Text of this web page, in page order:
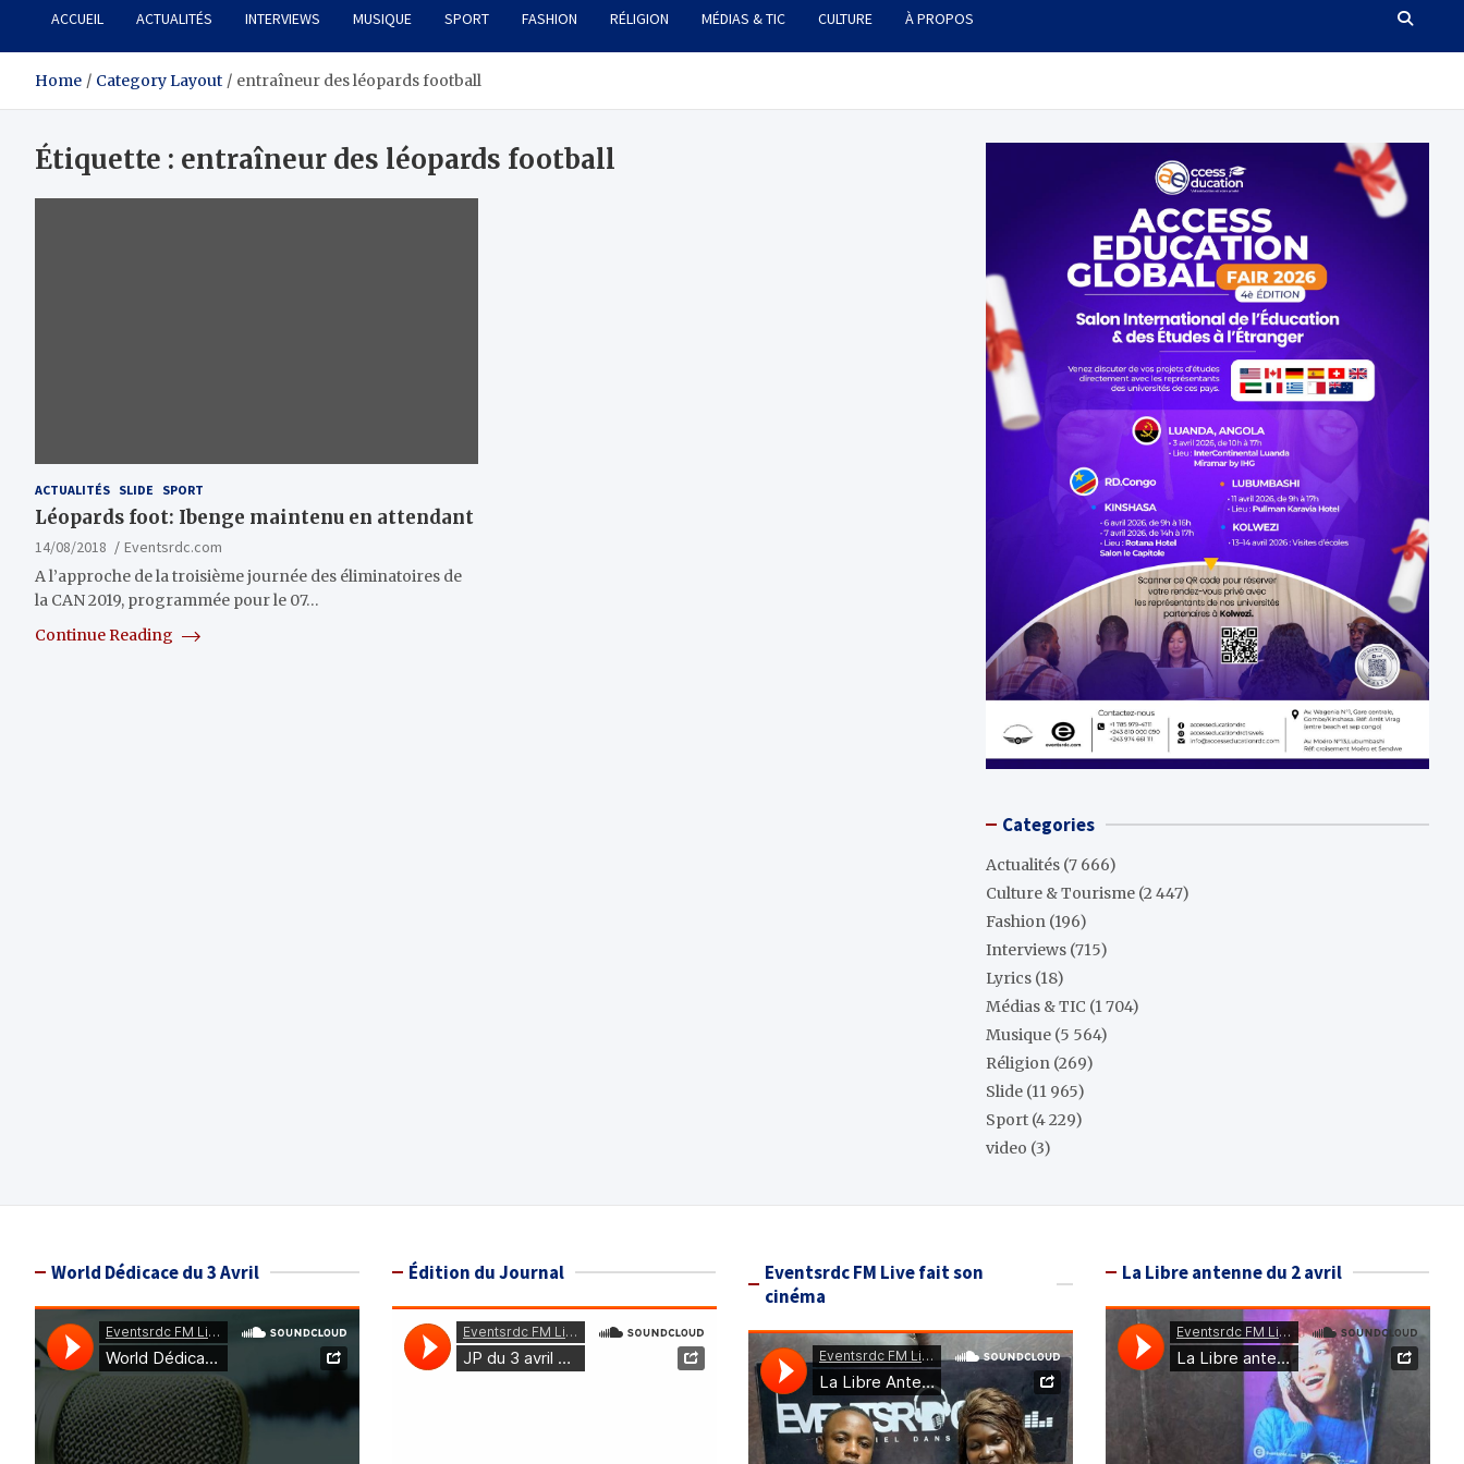
ACCUEIL ACTUALITÉS INTERVIEWS MUSIQUE SPORT FASHION RÉLIGION MÉDIAS & TIC CULTURE À PROPOS
Home Category Layout entraîneur des léopards football
Étiquette : entraîneur des léopards football
ACTUALITÉS SLIDE SPORT
Léopards foot: Ibenge maintenu en attendant
14/08/2018
Eventsrdc.com
A l’approche de la troisième journée des éliminatoires de
la CAN 2019, programmée pour le 07…
Continue Reading
Categories
Actualités (7 666)
Culture & Tourisme (2 447)
Fashion (196)
Interviews (715)
Lyrics (18)
Médias & TIC (1 704)
Musique (5 564)
Réligion (269)
Slide (11 965)
Sport (4 229)
video (3)
World Dédicace du 3 Avril Édition du Journal
Eventsrdc FM Live fait son
cinéma
La Libre antenne du 2 avril